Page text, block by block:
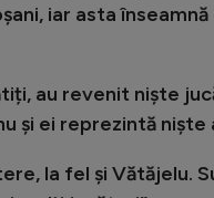
iar asta
au revenit niște
și ei reprezintă
la fel și Vătăjelu.